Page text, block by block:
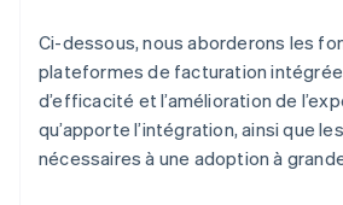
Ci-dessous, nous aborderons les
plateformes de facturation
d’efficacité et l’amélioration de
qu’apporte l’intégration, ainsi que
nécessaires à une adoption à